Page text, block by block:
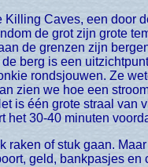
de grot zijn grote
de grenzen zijn
berg is een
rondsjouwen. Ze
zien we hoe een
is één grote straal
het 30-40 minuten
geld, bankpasjes